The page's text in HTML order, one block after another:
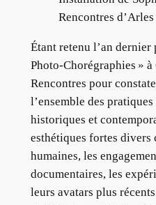
Rencontres
Étant retenu l’an
Photo-Chorégraphies »
Rencontres pour
l’ensemble des
historiques et
esthétiques fortes divers
humaines, les
documentaires, les
leurs avatars plus